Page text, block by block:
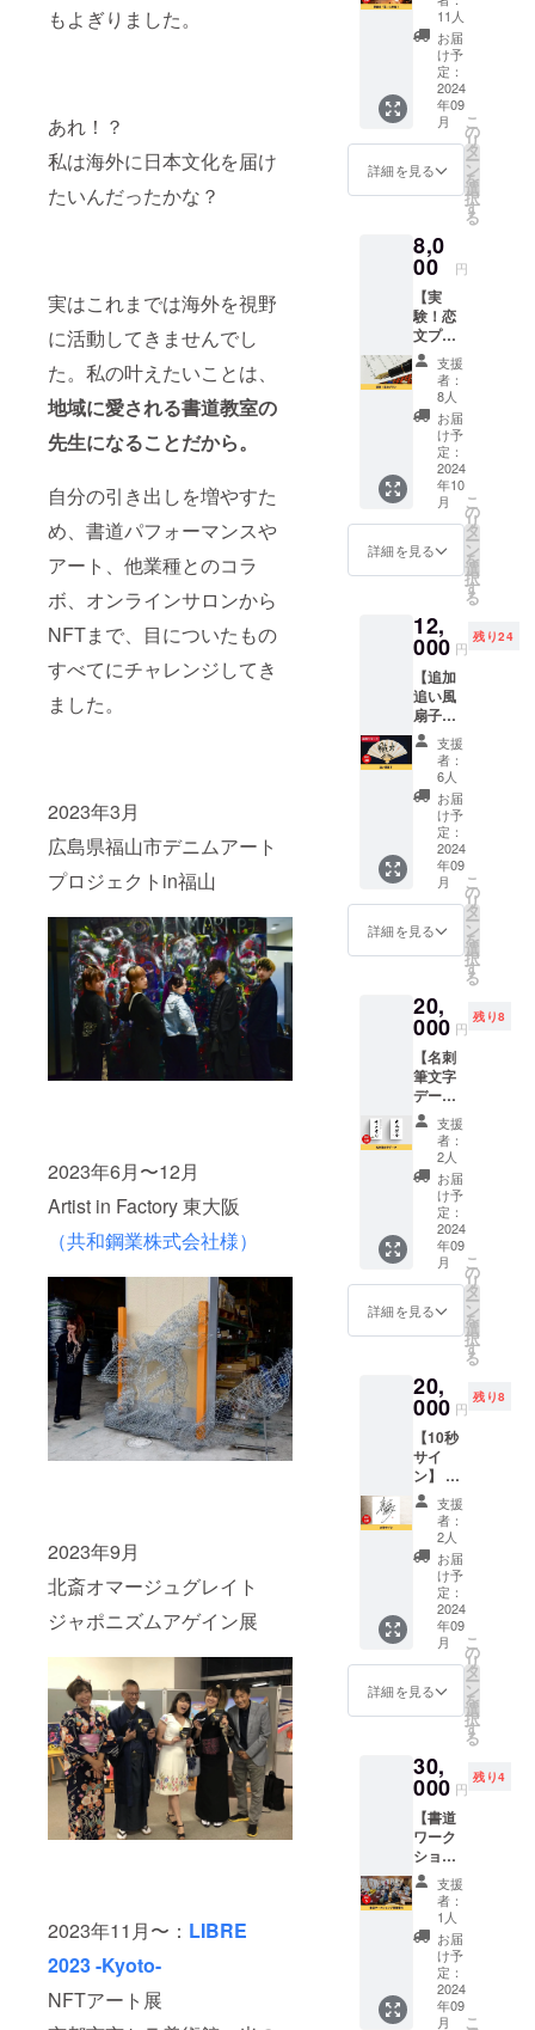
もよぎりました。
あれ！？
私は海外に日本文化を届け
たいんだったかな？
実はこれまでは海外を視野
に活動してきませんでし
た。私の叶えたいことは、
地域に愛される書道教室の
先生になることだから。
自分の引き出しを増やすた
め、書道パフォーマンスや
アート、他業種とのコラ
ボ、オンラインサロンから
NFTまで、目についたもの
すべてにチャレンジしてき
ました。
2023年3月
広島県福山市デニムアート
プロジェクトin福山
2023年6月〜12月
Artist in Factory 東大阪
（共和鋼業株式会社様）
2023年9月
北斎オマージュグレイト
ジャポニズムアゲイン展
2023年11月〜： LIBRE
2023 -Kyoto-
NFTアート展
グの相
談 ・家
庭と仕
事のこ
と ・コ
ラボや
予算の
相談な
どお気
鳳と
しゃべ
りたい
など、
包み隠
さず個
別にお
話しで
きま
す。 お
茶代は
自分で
出しま
すの
で、よ
ら一緒
に茶で
う♪ オ
ンライ
ンでも
対面で
もOKで
す。 書
道の指
導はで
きませ
んので
ご了承
くださ
い。 時
間：60
分 場
ンライ
ンまた
択肢よ
り希望
をお選
びくだ
さい。
※関西圏
以外は
対面の
場合交
通費ご
負担く
ださ
い。 ※
日程は
メール
整させ
ていた
す。 ※
有効期
限：
2024年
9月から
1年間
す。非
売品で
す！
「食べ
るの
もった
いない
なー」
と言い
い。
迷った
らこれ
にして
くださ
い。 お
礼の
クッ
キー1枚
と蘭鳳
直筆お
礼の言
霊カー
ドを添
えてお
届けし
ます。
ムラさ
んの
HP》
https://
patisse
rie-
mimura
.jp ※
クッ
キーの
文字は
変える
予定で
す。 ※
菓子製
許可は
パティ
さんが
取得し
ていま
す。 ※
パティ
スリー
ミムラ
さんの
許可を
得てリ
ターン
を実行
しま
す。 ※
送料込
値段で
す。 ※
加物等
の食品
表示は
お届け
商品の
ラベル
に表記
されま
す。 商
品開封
前には
必ずお
届けの
リター
ンに貼
たラベ
ルや注
をご確
認くだ
さい。
・原材
料：小
麦粉(小
麦(国
産))、バ
ター、
砂糖、
卵、オ
リゴ糖/
トレハ
ロ ー
ス、PH
酔書会
を開催
しま
す！お
酒を嗜
みなが
ら書を
楽しん
でみま
せん
か？ 書
いい
し、書
きたく
ない人
は鑑賞
のみも
OK！
SNS上
でしか
蘭鳳の
作品見
たこと
ないっ
て人も
たくさ
んいる
ので数
は大阪
日本橋
にある
「黒門
カル
チャー
ファク
リー」
です。
「みん
なあり
がと
う！！
！」っ
て言わ
せてく
てでも
どなた
でもお
気軽に
ご参加
くださ
い♪ ■詳
細 ・日
程：
9/14(土)
19:00～
21:00
・場
所：黒
門カル
ファク
トリー
のご飯
・わん
ぱく唐
揚げ ・
飲み放
題付き
◎こん
な方に
オスス
メ ・書
道体験
を気軽
にして
みたい
・書作
で見て
みたい
てしゃ
べりた
い ・と
りあえ
ず飲み
たい ※
詳細は
メール
にてお
知らせ
いたし
ます。
※会場ま
での交
11人
お届
け予
定：
2024
年09
月
詳細を見る
こ
の
リ
タ
ー
ン
を
選
択
す
る
8,0
00 円
【実
験！恋
文プラ
ン】 年
4回、蘭
鳳から
ラブレ
ターや
グッズ
が届く
プラン
です。
通常は
月1,000
円の
ファン
サブス
クプラ
ンのた
め、お
得で
す！ 春
夏秋冬
の年4
回、季
節のお
手紙を
お届け
しま
す。
アート
と蘭鳳
を身近
よう、
ミニ作
品や
グッズ
を一緒
に送り
ますと
いう実
験で
す。 今
後作っ
てみた
いグッ
ズ展開
のサン
プル役
になっ
ホル
ダーや
ステッ
カーや
タトゥ
シール
などの
グッズ
を作り
たいで
す。年
に4回な
にが届
くかは
お楽し
お届け
時期：
10月・1
月・7月
※期間：
2024年
10月か
ら1年間
※送料込
みのお
値段で
す。
支援
者：
8人
お届
け予
定：
2024
年10
月
詳細を見る
こ
の
リ
タ
ー
ン
を
選
択
す
る
12,
000 円
残り24
【追加
追い風
扇子】
好評に
つきリ
ターン
追い風
追加し
ます！
書道家
蘭鳳が
書く
「追い
風扇
子」を
お届け
す。 こ
れで扇
ぐと追
い風が
吹くと
噂の筆
文字扇
子で
す。 お
好きな
文字「5
文字」
まで入
ります
(5文字
以上は
がんば
右の名
や四字
熟語、
自分の
名前な
どを持
ち歩い
てくだ
さい。
写真映
えしま
す！
迷った
らこれ
にして
くださ
い。 素
18cm×
30cm ※
備考欄
に希望
する文
字をで
きるだ
け5文字
までで
入力し
てくだ
さい。
※いま決
められ
支援
者：
6人
お届
け予
定：
2024
年09
月
詳細を見る
こ
の
リ
タ
ー
ン
を
選
択
す
る
20,
000 円
残り8
【名刺
筆文字
デー
タ】 書
道家 蘭
鳳が名
刺用の
お名前
を筆文
字で書
き、
データ
でお渡
ししま
す。 ビ
ジネス
活動に
おいて
オリジ
ナリ
ティを
与えた
い方に
オスス
メで
す。 ご
自身の
名刺や
チラ
シ、
ウェブ
サイト
など、
使用く
ださ
い。 〜
内容〜
・お名
前デー
タ納品
(メール
にてお
渡し) ・
縦書き
か横書
きかご
希望を
支援
者：
2人
お届
け予
定：
2024
年09
月
詳細を見る
こ
の
リ
タ
ー
ン
を
選
択
す
る
20,
000 円
残り8
【10秒
サイ
ン】 書
道家 蘭
鳳が10
秒で書
けるあ
なただ
けのオ
リジナ
ルサイ
ンをデ
ザイン
しま
す。 書
籍など
ンをす
る機会
のある
方、仕
事で
かっこ
よくサ
インを
書きた
いビジ
ネスマ
ンにお
すすめ
です！
支援
者：
2人
お届
け予
定：
2024
年09
月
詳細を見る
こ
の
リ
タ
ー
ン
を
選
択
す
る
30,
000 円
残り4
【書道
ワーク
ショッ
プ開催
権利】
蘭鳳を
呼ん
で、書
道ワー
ショッ
支援
者：
1人
お届
け予
定：
2024
年09
月
こ